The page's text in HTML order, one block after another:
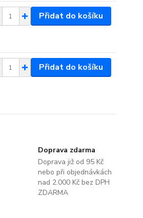
Přidat do košíku
Přidat do košíku
Doprava zdarma
Doprava již od 95 Kč
nebo při objednávkách
nad 2.000 Kč bez DPH
ZDARMA